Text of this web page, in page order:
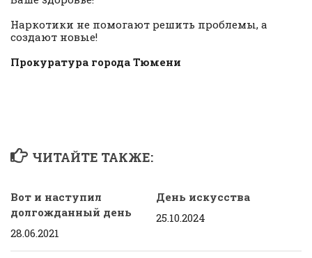
Наркотики не помогают решить проблемы, а
создают новые!
Прокуратура города Тюмени
ЧИТАЙТЕ ТАКЖЕ:
Вот и наступил
долгожданный день
28.06.2021
День искусства
25.10.2024